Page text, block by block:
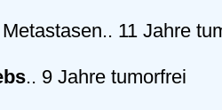
Metastasen.. 11 Jahre
.. 9 Jahre tumorfrei